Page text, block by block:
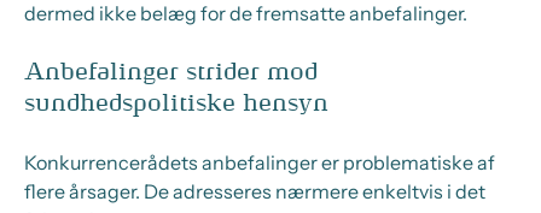
dermed ikke belæg for de fremsatte anbefalinger.
Anbefalinger strider mod
sundhedspolitiske hensyn
Konkurrencerådets anbefalinger er problematiske af
flere årsager. De adresseres nærmere enkeltvis i det